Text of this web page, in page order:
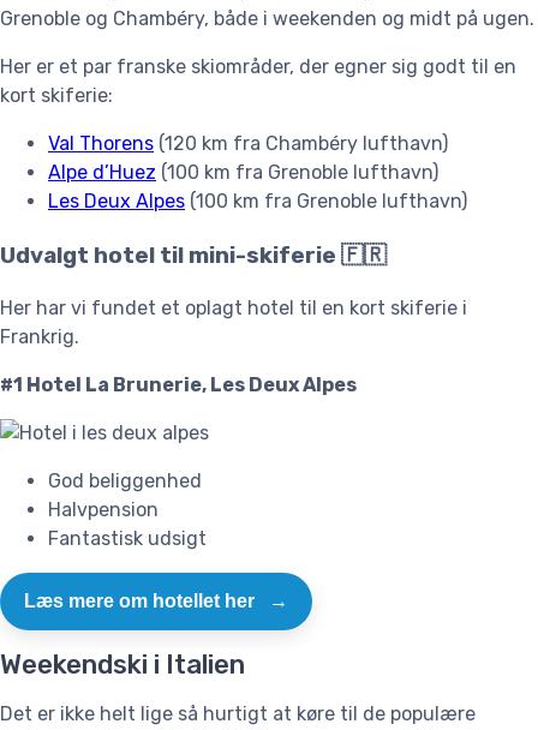
Grenoble og Chambéry, både i weekenden og midt på ugen.
Her er et par franske skiområder, der egner sig godt til en
kort skiferie:
Val Thorens (120 km fra Chambéry lufthavn)
Alpe d’Huez (100 km fra Grenoble lufthavn)
Les Deux Alpes (100 km fra Grenoble lufthavn)
Udvalgt hotel til mini-skiferie 🇫🇷
Her har vi fundet et oplagt hotel til en kort skiferie i
Frankrig.
#1 Hotel La Brunerie, Les Deux Alpes
God beliggenhed
Halvpension
Fantastisk udsigt
Læs mere om hotellet her →
Weekendski i Italien
Det er ikke helt lige så hurtigt at køre til de populære